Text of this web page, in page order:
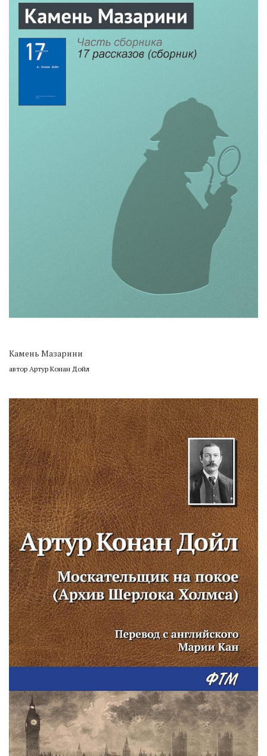
Камень Мазарини
автор Артур Конан Дойл